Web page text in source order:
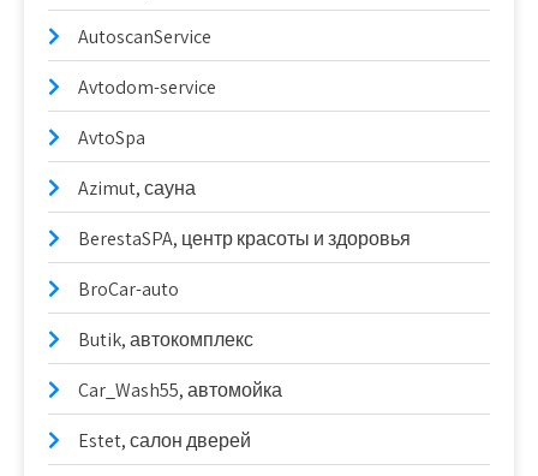
AutoscanService
Avtodom-service
AvtoSpa
Azimut, сауна
BerestaSPA, центр красоты и здоровья
BroCar-auto
Butik, автокомплекс
Car_Wash55, автомойка
Estet, салон дверей